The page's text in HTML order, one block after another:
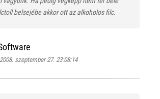
belsejébe akkor ott az alkoholos filc.
2008. szeptember 27. 23:08:14